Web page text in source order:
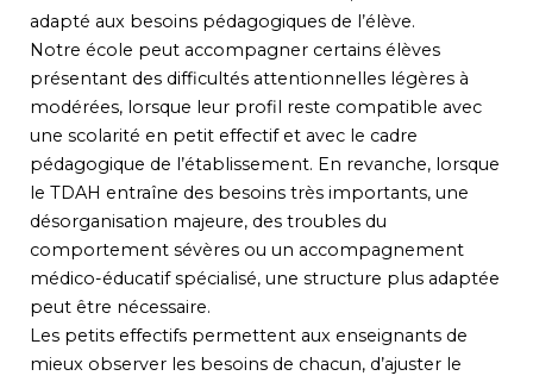
adapté aux besoins pédagogiques de l’élève.
Notre école peut accompagner certains élèves
présentant des difficultés attentionnelles légères à
modérées, lorsque leur profil reste compatible avec
une scolarité en petit effectif et avec le cadre
pédagogique de l’établissement. En revanche, lorsque
le TDAH entraîne des besoins très importants, une
désorganisation majeure, des troubles du
comportement sévères ou un accompagnement
médico-éducatif spécialisé, une structure plus adaptée
peut être nécessaire.
Les petits effectifs permettent aux enseignants de
mieux observer les besoins de chacun, d’ajuster le